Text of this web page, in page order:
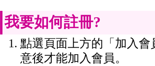
我要如何註冊?
點選頁面上方的「加入
意後才能加入會員。